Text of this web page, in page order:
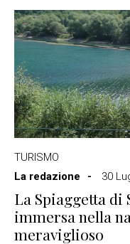
TURISMO
La redazione
30
La Spiaggetta di
immersa nella
meraviglioso